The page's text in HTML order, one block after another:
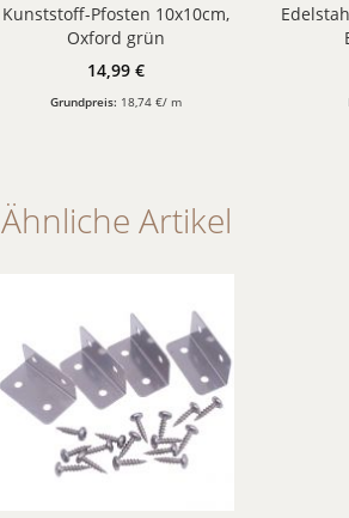
Kunststoff-Pfosten 10x10cm,
Oxford grün
14,99 €
Grundpreis: 18,74 €/ m
Ähnliche Artikel